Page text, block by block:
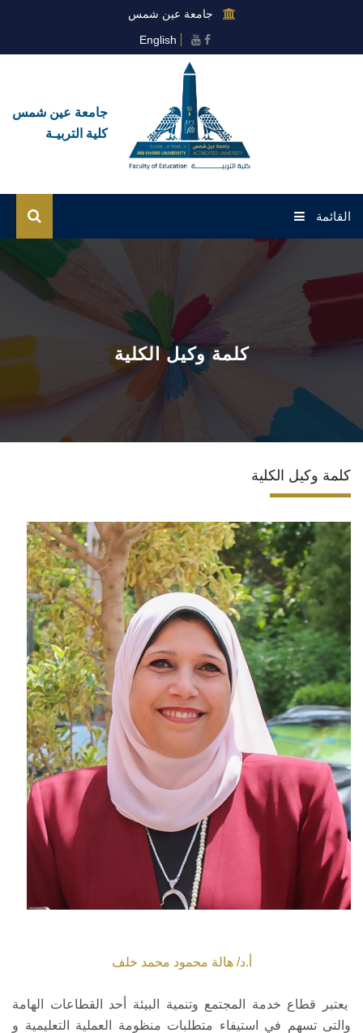
جامعة عين شمس
English
جامعة عين شمس
كلية التربيـة
القائمة
عن القطاع
المشاركة المجتمعية
المراكز والوحدات
كلمة وكيل الكلية
كلمة وكيل الكلية
أ.د/ هالة محمود محمد خلف
يعتبر قطاع خدمة المجتمع وتنمية البيئة أحد القطاعات الهامة
والتى تسهم في استيفاء متطلبات منظومة العملية التعليمية و